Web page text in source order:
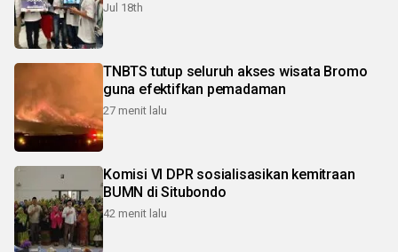
Jul 18th
TNBTS tutup seluruh akses wisata Bromo
guna efektifkan pemadaman
27 menit lalu
Komisi VI DPR sosialisasikan kemitraan
BUMN di Situbondo
42 menit lalu